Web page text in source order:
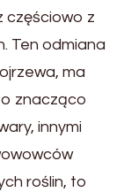
częściowo z
Ten odmiana
ma
znacząco
innymi
roślin, to